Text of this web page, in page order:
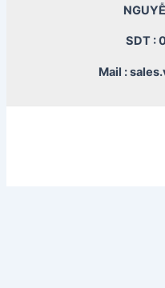
SDT :
Mail :